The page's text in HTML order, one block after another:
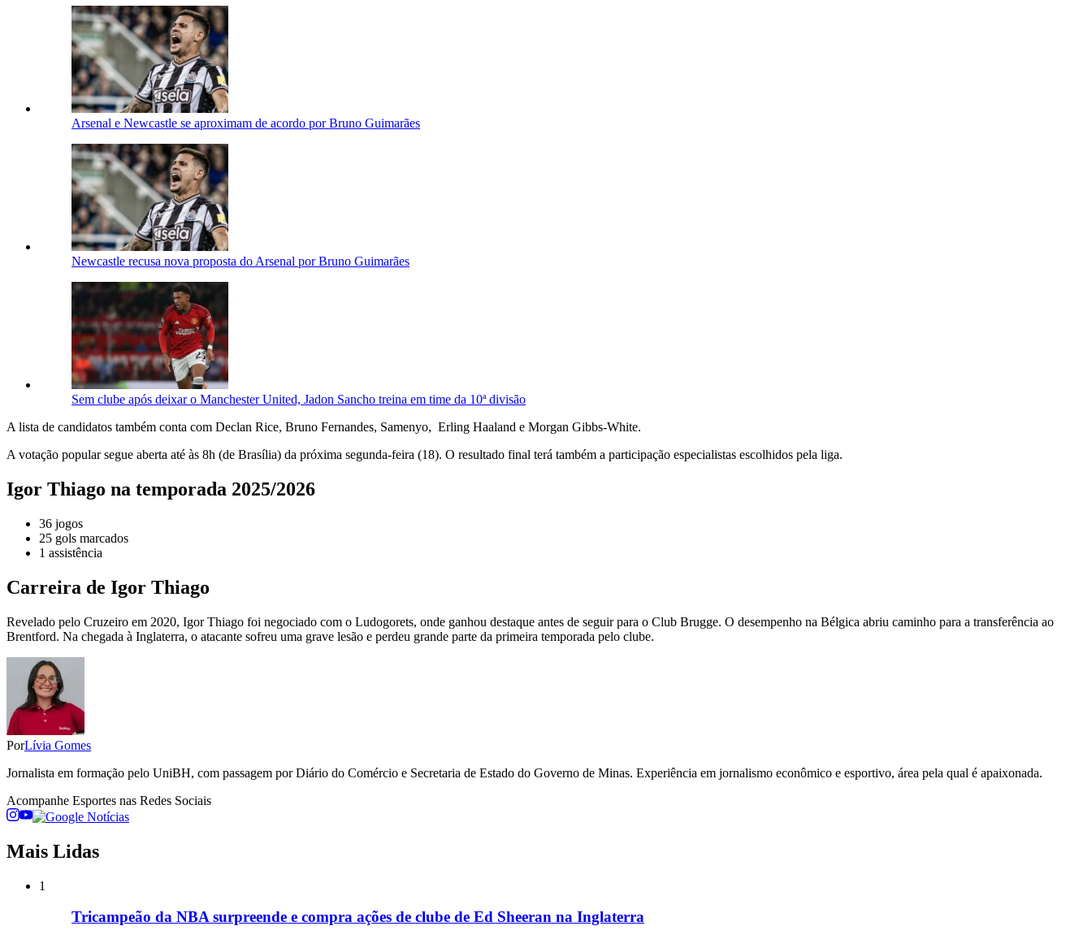
Arsenal e Newcastle se aproximam de acordo por Bruno Guimarães
Newcastle recusa nova proposta do Arsenal por Bruno Guimarães
Sem clube após deixar o Manchester United, Jadon Sancho treina em time da 10ª divisão
A lista de candidatos também conta com Declan Rice, Bruno Fernandes, Samenyo, Erling Haaland e Morgan Gibbs-White.
A votação popular segue aberta até às 8h (de Brasília) da próxima segunda-feira (18). O resultado final terá também a participação especialistas escolhidos pela liga.
Igor Thiago na temporada 2025/2026
36 jogos
25 gols marcados
1 assistência
Carreira de Igor Thiago
Revelado pelo Cruzeiro em 2020, Igor Thiago foi negociado com o Ludogorets, onde ganhou destaque antes de seguir para o Club Brugge. O desempenho na Bélgica abriu caminho para a transferência ao
Brentford. Na chegada à Inglaterra, o atacante sofreu uma grave lesão e perdeu grande parte da primeira temporada pelo clube.
PorLívia Gomes
Jornalista em formação pelo UniBH, com passagem por Diário do Comércio e Secretaria de Estado do Governo de Minas. Experiência em jornalismo econômico e esportivo, área pela qual é apaixonada.
Acompanhe Esportes nas Redes Sociais
Mais Lidas
1
Tricampeão da NBA surpreende e compra ações de clube de Ed Sheeran na Inglaterra